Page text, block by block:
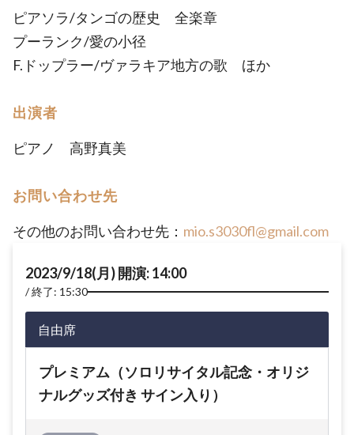
ピアソラ/タンゴの歴史 全楽章
プーランク/愛の小径
F.ドップラー/ヴァラキア地方の歌 ほか
出演者
ピアノ 高野真美
お問い合わせ先
その他のお問い合わせ先： mio.s3030fl@gmail.com
2023/9/18(月) 開演: 14:00
終了: 15:30
自由席
プレミアム（ソロリサイタル記念・オリジ
ナルグッズ付き サイン入り）